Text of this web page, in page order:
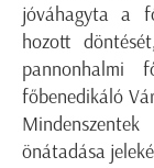
jóváhagyta a
hozott
főbenedikáló
önátadása